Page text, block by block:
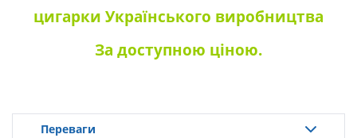
цигарки Українського виробництва
За доступною ціною.
Переваги